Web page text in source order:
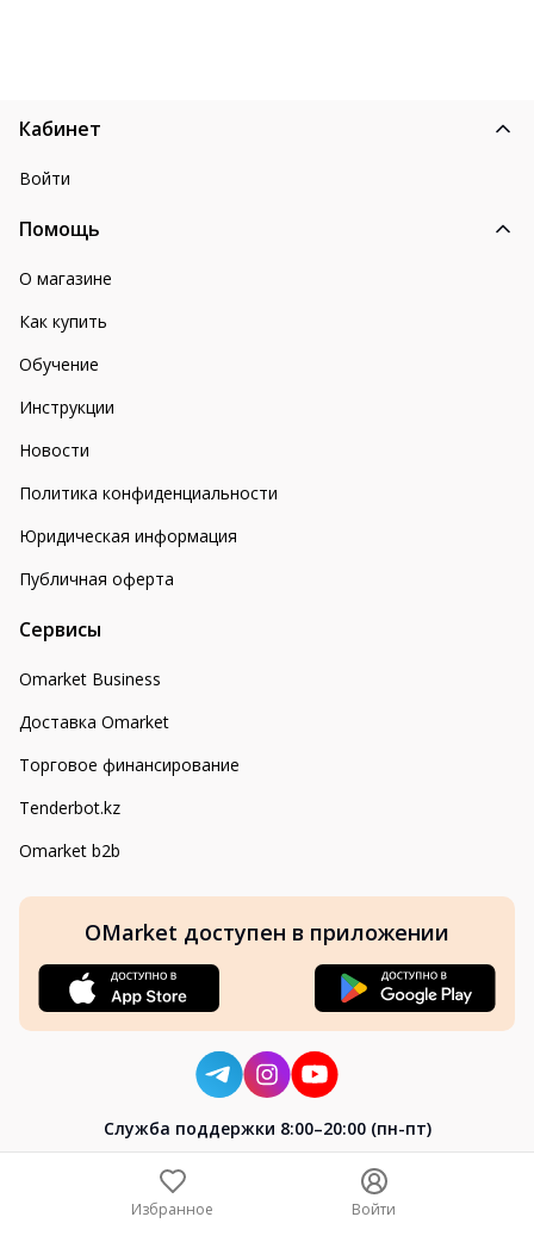
Кабинет
Войти
Помощь
О магазине
Как купить
Обучение
Инструкции
Новости
Политика конфиденциальности
Юридическая информация
Публичная оферта
Сервисы
Omarket Business
Доставка Omarket
Торговое финансирование
Tenderbot.kz
Omarket b2b
OMarket доступен в приложении
Cлужба поддержки 8:00–20:00 (пн-пт)
Избранное Войти